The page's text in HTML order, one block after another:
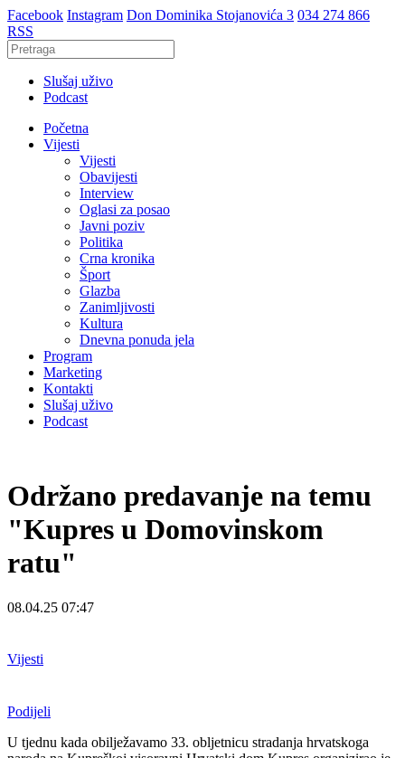
Facebook Instagram Don Dominika Stojanovića 3 034 274 866
RSS
Slušaj uživo
Podcast
Početna
Vijesti
Vijesti
Obavijesti
Interview
Oglasi za posao
Javni poziv
Politika
Crna kronika
Šport
Glazba
Zanimljivosti
Kultura
Dnevna ponuda jela
Program
Marketing
Kontakti
Slušaj uživo
Podcast
Održano predavanje na temu
"Kupres u Domovinskom
ratu"
08.04.25 07:47
Vijesti
Podijeli
U tjednu kada obilježavamo 33. obljetnicu stradanja hrvatskoga